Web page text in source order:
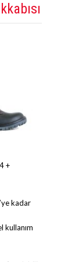
+
kadar
kullanım